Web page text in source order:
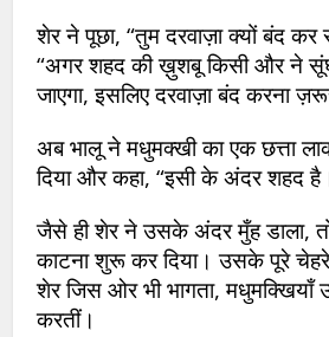
शेर ने पूछा, “तुम दरवाज़ा क्यों बंद कर
“अगर शहद की ख़ुशबू किसी और ने
जाएगा, इसलिए दरवाज़ा बंद करना
अब भालू ने मधुमक्खी का एक छत्ता
दिया और कहा, “इसी के अंदर शहद
जैसे ही शेर ने उसके अंदर मुँह डाला,
काटना शुरू कर दिया। उसके पूरे
शेर जिस ओर भी भागता, मधुमक्खियाँ
करतीं।